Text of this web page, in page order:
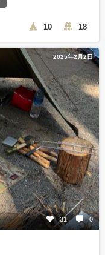
10 18
2025年2月2日
31 0